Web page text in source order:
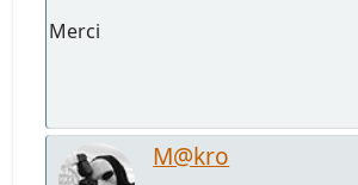
Merci
M@kro